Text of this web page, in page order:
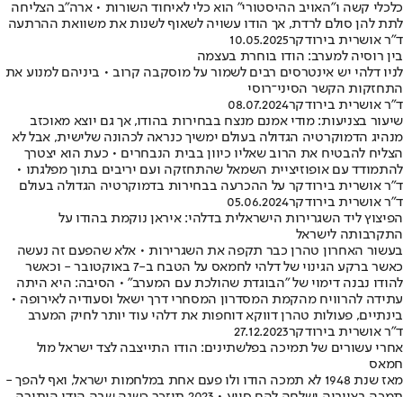
כלכלי קשה ו"האויב ההיסטורי" הוא כלי לאיחוד השורות • ארה"ב הצליחה
לתת להן סולם לרדת, אך הודו עשויה לשאוף לשנות את משוואת ההרתעה
ד"ר אושרית בירודקר10.05.2025
בין רוסיה למערב: הודו בוחרת בעצמה
לניו דלהי יש אינטרסים רבים לשמור על מוסקבה קרוב • ביניהם למנוע את
התחזקות הקשר הסיני־רוסי
ד"ר אושרית בירודקר08.07.2024
שיעור בצניעות: מודי אמנם מנצח בבחירות בהודו, אך גם יוצא מאוכזב
מנהיג הדמוקרטיה הגדולה בעולם ימשיך כנראה לכהונה שלישית, אבל לא
הצליח להבטיח את הרוב שאליו כיוון בבית הנבחרים • כעת הוא יצטרך
להתמודד עם אופוזיציית השמאל שהתחזקה ועם יריבים בתוך מפלגתו •
ד"ר אושרית בירודקר על ההכרעה בבחירות בדמוקרטיה הגדולה בעולם
ד"ר אושרית בירודקר05.06.2024
הפיצוץ ליד השגרירות הישראלית בדלהי: איראן נוקמת בהודו על
התקרבותה לישראל
בעשור האחרון טהרן כבר תקפה את השגרירות • אלא שהפעם זה נעשה
כאשר ברקע הגינוי של דלהי לחמאס על הטבח ב-7 באוקטובר - וכאשר
להודו נבנה דימוי של "הבוגדת שהולכת עם המערב" • הסיבה: היא היתה
עתידה להרוויח מהקמת המסדרון המסחרי דרך ישאל וסעודיה לאירופה •
בינתיים, פעולות טהרן דווקא דוחפות את דלהי עוד יותר לחיק המערב
ד"ר אושרית בירודקר27.12.2023
אחרי עשורים של תמיכה בפלשתינים: הודו התייצבה לצד ישראל מול
חמאס
מאז שנת 1948 לא תמכה הודו ולו פעם אחת במלחמות ישראל, ואף להפך -